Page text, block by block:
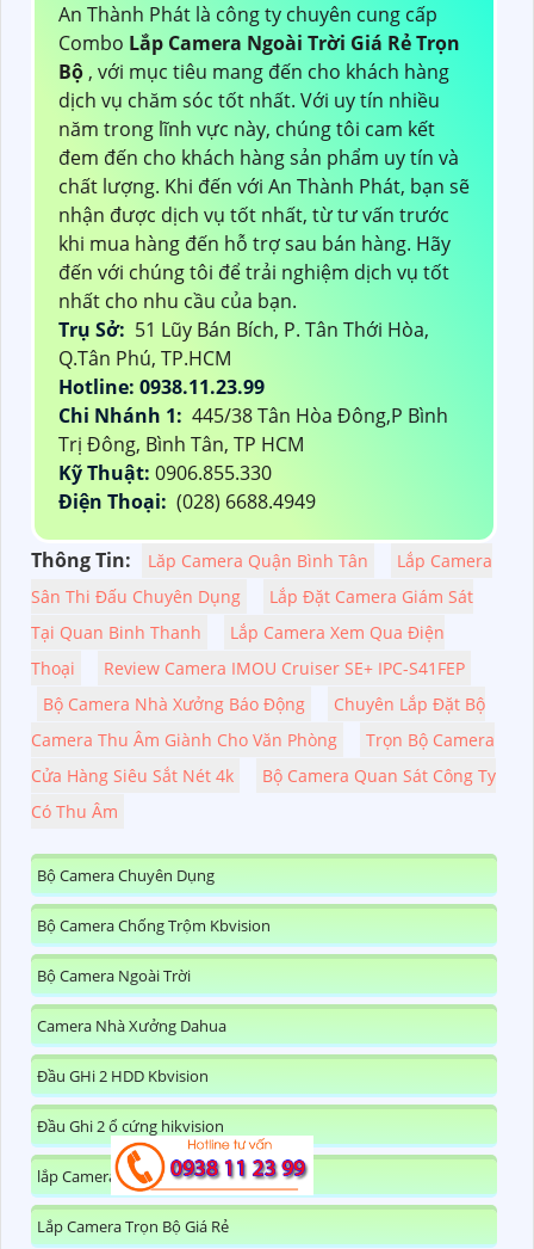
An Thành Phát là công ty chuyên cung cấp
Combo Lắp Camera Ngoài Trời Giá Rẻ Trọn
Bộ , với mục tiêu mang đến cho khách hàng
dịch vụ chăm sóc tốt nhất. Với uy tín nhiều
năm trong lĩnh vực này, chúng tôi cam kết
đem đến cho khách hàng sản phẩm uy tín và
chất lượng. Khi đến với An Thành Phát, bạn sẽ
nhận được dịch vụ tốt nhất, từ tư vấn trước
khi mua hàng đến hỗ trợ sau bán hàng. Hãy
đến với chúng tôi để trải nghiệm dịch vụ tốt
nhất cho nhu cầu của bạn.
Trụ Sở: 51 Lũy Bán Bích, P. Tân Thới Hòa,
Q.Tân Phú, TP.HCM
Hotline: 0938.11.23.99
Chi Nhánh 1: 445/38 Tân Hòa Đông,P Bình
Trị Đông, Bình Tân, TP HCM
Kỹ Thuật: 0906.855.330
Điện Thoại: (028) 6688.4949
Thông Tin: Lăp Camera Quận Bình Tân
Lắp Camera
Sân Thi Đấu Chuyên Dụng
Lắp Đặt Camera Giám Sát
Tại Quan Binh Thanh
Lắp Camera Xem Qua Điện
Thoại
Review Camera IMOU Cruiser SE+ IPC-S41FEP
Bộ Camera Nhà Xưởng Báo Động
Chuyên Lắp Đặt Bộ
Camera Thu Âm Giành Cho Văn Phòng
Trọn Bộ Camera
Cửa Hàng Siêu Sắt Nét 4k
Bộ Camera Quan Sát Công Ty
Có Thu Âm
Bộ Camera Chuyên Dụng
Bộ Camera Chống Trộm Kbvision
Bộ Camera Ngoài Trời
Camera Nhà Xưởng Dahua
Đầu GHi 2 HDD Kbvision
Đầu Ghi 2 ổ cứng hikvision
lắp Camera Nhà Xưởng Hikvision
Lắp Camera Trọn Bộ Giá Rẻ